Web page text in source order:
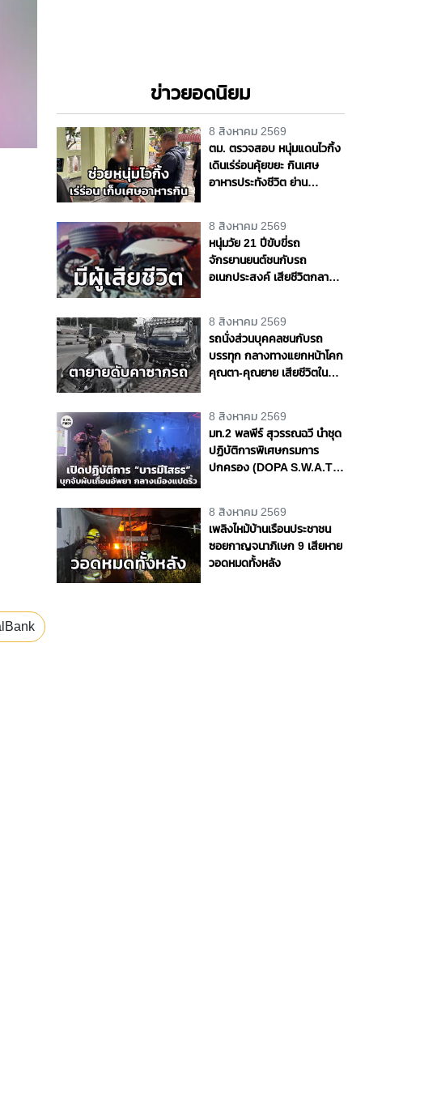
ข่าวยอดนิยม
8 สิงหาคม 2569
ตม. ตรวจสอบ หนุ่มแดนไวกิ้ง
เดินเร่ร่อนคุ้ยขยะ กินเศษ
อาหารประทังชีวิต ย่าน
บ้านช่วยเหลือ จ.นนทบุรี
8 สิงหาคม 2569
หนุ่มวัย 21 ปีขับขี่รถ
จักรยานยนต์ชนกับรถ
อเนกประสงค์ เสียชีวิตกลาง
8 สิงหาคม 2569
รถนั่งส่วนบุคคลชนกับรถ
บรรทุก กลางทางแยกหน้าโคก
คุณตา-คุณยาย เสียชีวิตใน
8 สิงหาคม 2569
มท.2 พลพีร์ สุวรรณฉวี นำชุด
ปฏิบัติการพิเศษกรมการ
ปกครอง (DOPA S.W.A.T.)
เมืองแปดริ้ว เปิดถึงเช้า ไร้ใบ
อนุญาต
8 สิงหาคม 2569
เพลิงไหม้บ้านเรือนประชาชน
ซอยกาญจนาภิเษก 9 เสียหาย
วอดหมดทั้งหลัง